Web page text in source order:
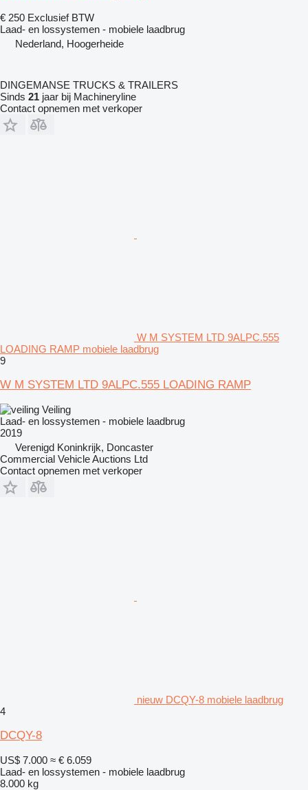
€ 250 Exclusief BTW
Laad- en lossystemen - mobiele laadbrug
Nederland, Hoogerheide
DINGEMANSE TRUCKS & TRAILERS
Sinds 21 jaar bij Machineryline
Contact opnemen met verkoper
W M SYSTEM LTD 9ALPC.555
LOADING RAMP mobiele laadbrug
9
W M SYSTEM LTD 9ALPC.555 LOADING RAMP
Veiling
Laad- en lossystemen - mobiele laadbrug
2019
Verenigd Koninkrijk, Doncaster
Commercial Vehicle Auctions Ltd
Contact opnemen met verkoper
nieuw DCQY-8 mobiele laadbrug
4
DCQY-8
US$ 7.000 ≈ € 6.059
Laad- en lossystemen - mobiele laadbrug
8.000 kg